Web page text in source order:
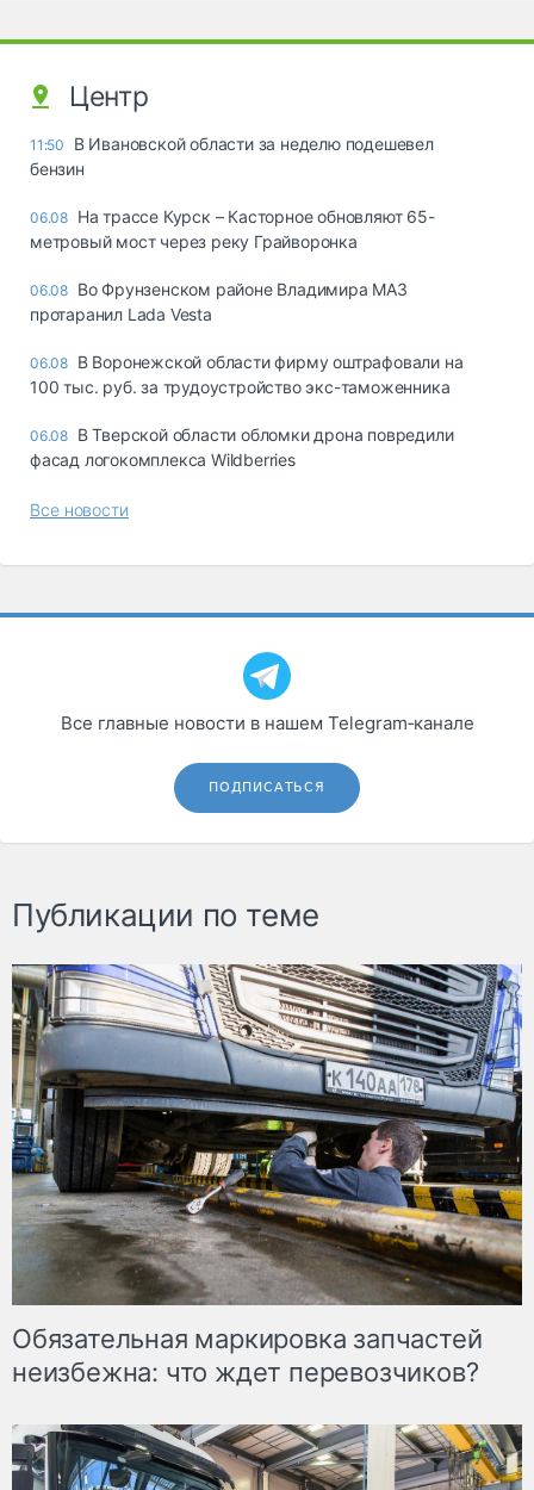
Центр
11:50
В Ивановской области за неделю подешевел
бензин
06.08 На трассе Курск – Касторное обновляют 65-
метровый мост через реку Грайворонка
06.08 Во Фрунзенском районе Владимира МАЗ
протаранил Lada Vesta
06.08 В Воронежской области фирму оштрафовали на
100 тыс. руб. за трудоустройство экс-таможенника
06.08 В Тверской области обломки дрона повредили
фасад логокомплекса Wildberries
Все новости
Все главные новости в нашем Telegram‑канале
ПОДПИСАТЬСЯ
Публикации по теме
Обязательная маркировка запчастей
неизбежна: что ждет перевозчиков?